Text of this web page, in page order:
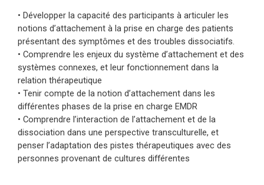
relationnelles, impliquant le système
d’attachement? Est-ce que ces notions
d’attachement se laissent conjuguer sur le plan
collectif? S’agit-il d’une notion universelle ou
faut-il l’adapter culturellement?
Ces questions seront abordées pendant ces
deux jours, sous forme de présentations et de
discussions cliniques.
Cette formation est proposée dans le cadre du
cursus Traumas complexes, dissociation et
• Développer la capacité des participants à articuler les
notions d’attachement à la prise en charge des patients
présentant des symptômes et des troubles dissociatifs.
• Comprendre les enjeux du système d’attachement et des
systèmes connexes, et leur fonctionnement dans la
relation thérapeutique
• Tenir compte de la notion d’attachement dans les
différentes phases de la prise en charge EMDR
• Comprendre l’interaction de l’attachement et de la
dissociation dans une perspective transculturelle, et
penser l’adaptation des pistes thérapeutiques avec des
personnes provenant de cultures différentes